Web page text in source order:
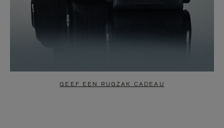
GEEF EEN RUGZAK CADEAU